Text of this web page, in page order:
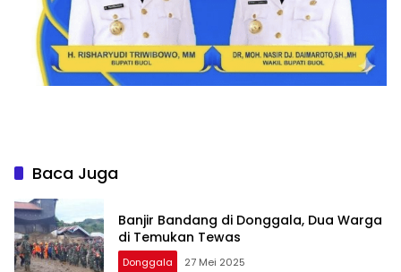
Baca Juga
Banjir Bandang di Donggala, Dua Warga
di Temukan Tewas
Donggala 27 Mei 2025